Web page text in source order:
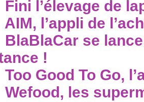
Fini l’élevage de
AIM, l’appli de
BlaBlaCar se
!
Too Good To Go,
Wefood, les